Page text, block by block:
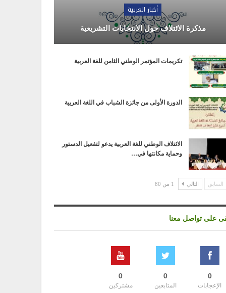
أخبار العربية
مذكرة الائتلاف حول الانتخابات التشريعية
تكريمات المؤتمر الوطني الثامن للغة العربية
الدورة الأولى من جائزة الشباب في اللغة العربية
الائتلاف الوطني للغة العربية يدعو لتفعيل الدستور
وحماية مكانتها في…
السابق التالي 1 من 80
على تواصل معنا
0
الإعجابات
0
المتابعين
0
مشتركين